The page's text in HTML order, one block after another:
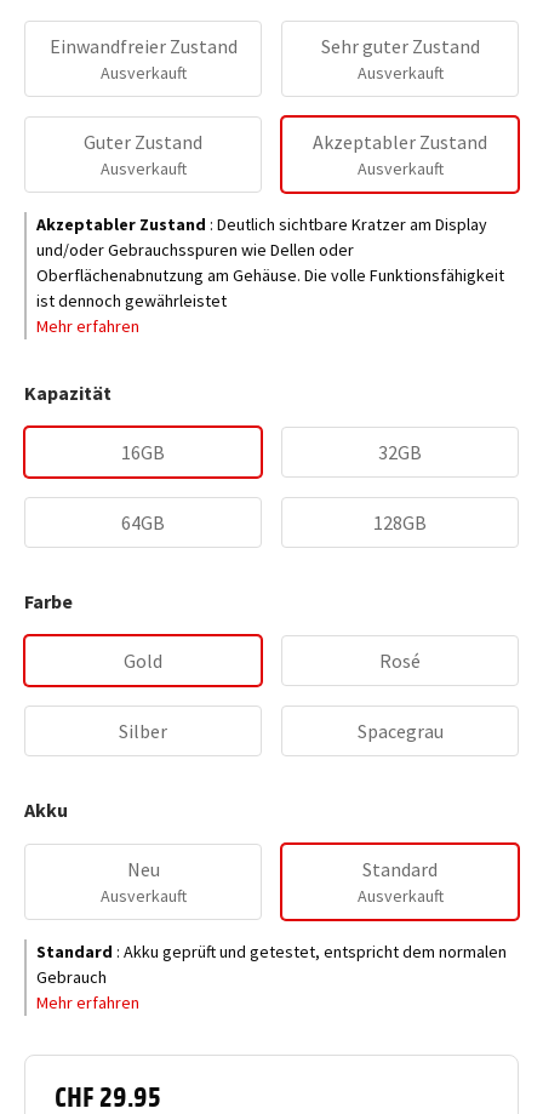
CHF 29.95
Einwandfreier Zustand
Ausverkauft
Sehr guter Zustand
Ausverkauft
Guter Zustand
Ausverkauft
Akzeptabler Zustand
Ausverkauft
Akzeptabler Zustand : Deutlich sichtbare Kratzer am Display
und/oder Gebrauchsspuren wie Dellen oder
Oberflächenabnutzung am Gehäuse. Die volle Funktionsfähigkeit
ist dennoch gewährleistet
Mehr erfahren
Kapazität
16GB 32GB
64GB 128GB
Farbe
Gold Rosé
Silber Spacegrau
Akku
Neu
Ausverkauft
Standard
Ausverkauft
Standard : Akku geprüft und getestet, entspricht dem normalen
Gebrauch
Mehr erfahren